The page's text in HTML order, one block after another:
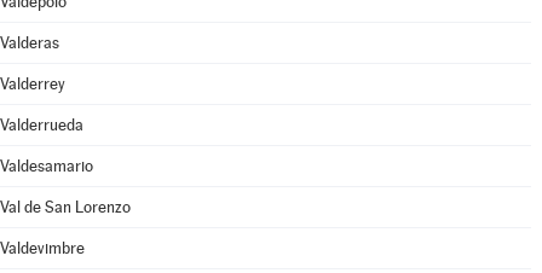
Valderas
Valderrey
Valderrueda
Valdesamario
Val de San Lorenzo
Valdevimbre